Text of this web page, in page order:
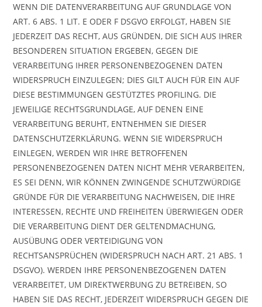
WENN DIE DATENVERARBEITUNG AUF GRUNDLAGE VON
ART. 6 ABS. 1 LIT. E ODER F DSGVO ERFOLGT, HABEN SIE
JEDERZEIT DAS RECHT, AUS GRÜNDEN, DIE SICH AUS IHRER
BESONDEREN SITUATION ERGEBEN, GEGEN DIE
VERARBEITUNG IHRER PERSONENBEZOGENEN DATEN
WIDERSPRUCH EINZULEGEN; DIES GILT AUCH FÜR EIN AUF
DIESE BESTIMMUNGEN GESTÜTZTES PROFILING. DIE
JEWEILIGE RECHTSGRUNDLAGE, AUF DENEN EINE
VERARBEITUNG BERUHT, ENTNEHMEN SIE DIESER
DATENSCHUTZERKLÄRUNG. WENN SIE WIDERSPRUCH
EINLEGEN, WERDEN WIR IHRE BETROFFENEN
PERSONENBEZOGENEN DATEN NICHT MEHR VERARBEITEN,
ES SEI DENN, WIR KÖNNEN ZWINGENDE SCHUTZWÜRDIGE
GRÜNDE FÜR DIE VERARBEITUNG NACHWEISEN, DIE IHRE
INTERESSEN, RECHTE UND FREIHEITEN ÜBERWIEGEN ODER
DIE VERARBEITUNG DIENT DER GELTENDMACHUNG,
AUSÜBUNG ODER VERTEIDIGUNG VON
RECHTSANSPRÜCHEN (WIDERSPRUCH NACH ART. 21 ABS. 1
DSGVO). WERDEN IHRE PERSONENBEZOGENEN DATEN
VERARBEITET, UM DIREKTWERBUNG ZU BETREIBEN, SO
HABEN SIE DAS RECHT, JEDERZEIT WIDERSPRUCH GEGEN DIE